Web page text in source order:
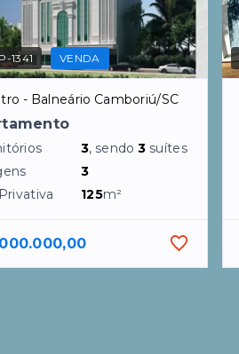
1341 VENDA
- Balneário Camboriú/SC
3, sendo3 suítes
3
125m²